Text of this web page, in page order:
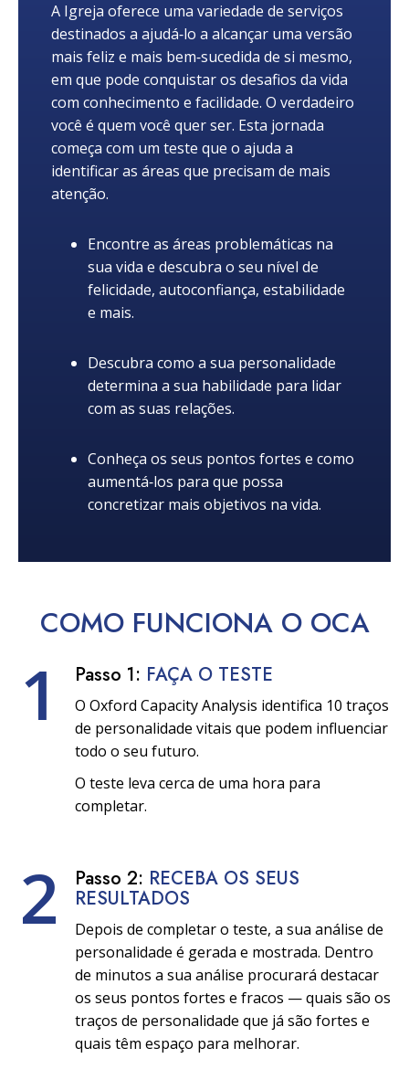
A Igreja oferece uma variedade de serviços
destinados a ajudá‑lo a alcançar uma versão
mais feliz e mais bem‑sucedida de si mesmo,
em que pode conquistar os desafios da vida
com conhecimento e facilidade. O verdadeiro
você é quem você quer ser. Esta jornada
começa com um teste que o ajuda a
identificar as áreas que precisam de mais
atenção.
Encontre as áreas problemáticas na
sua vida e descubra o seu nível de
felicidade, autoconfiança, estabilidade
e mais.
Descubra como a sua personalidade
determina a sua habilidade para lidar
com as suas relações.
Conheça os seus pontos fortes e como
aumentá‑los para que possa
concretizar mais objetivos na vida.
COMO FUNCIONAO OCA
1 Passo 1: FAÇA O TESTE
O Oxford Capacity Analysis identifica 10 traços
de personalidade vitais que podem influenciar
todo o seu futuro.
O teste leva cerca de uma hora para
completar.
2 Passo 2: RECEBA OS SEUS
RESULTADOS
Depois de completar o teste, a sua análise de
personalidade é gerada e mostrada. Dentro
de minutos a sua análise procurará destacar
os seus pontos fortes e fracos — quais são os
traços de personalidade que já são fortes e
quais têm espaço para melhorar.